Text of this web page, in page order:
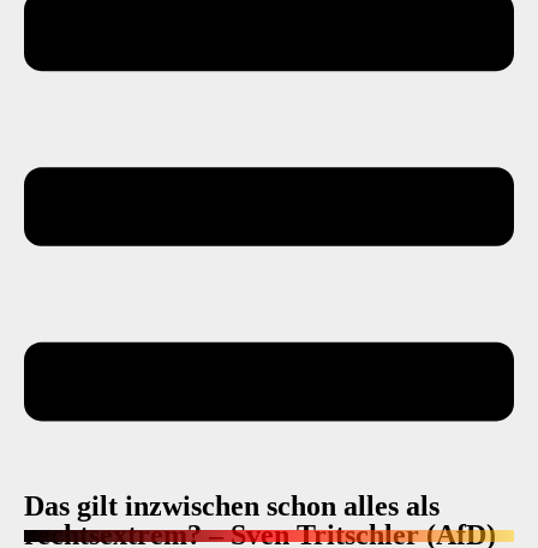
Das gilt inzwischen schon alles als
rechtsextrem? – Sven Tritschler (AfD)